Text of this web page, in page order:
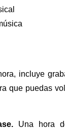
incluye
que puedas
Una hora